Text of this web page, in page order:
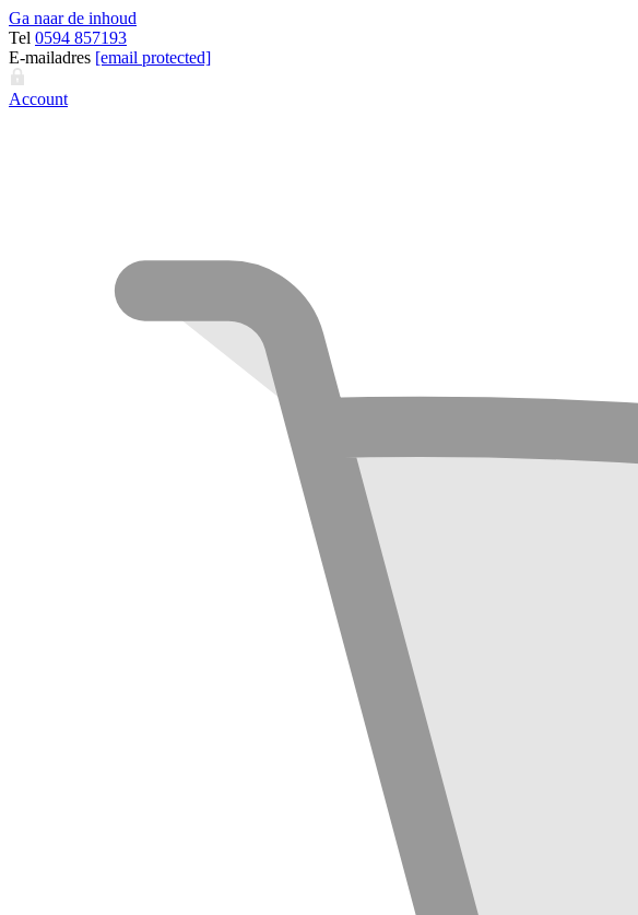
Ga naar de inhoud
Tel 0594 857193
E-mailadres [email protected]
Account